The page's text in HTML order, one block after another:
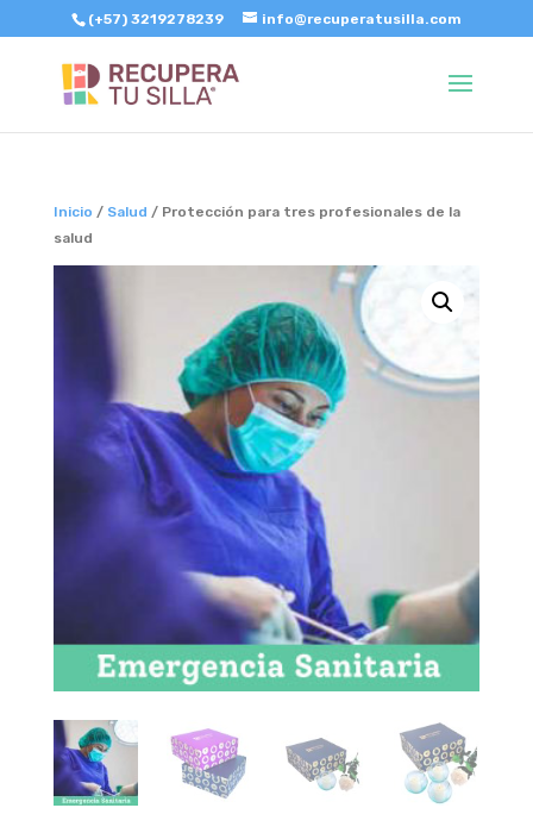
(+57) 3219278239 info@recuperatusilla.com
Inicio / Salud / Protección para tres profesionales de la
salud